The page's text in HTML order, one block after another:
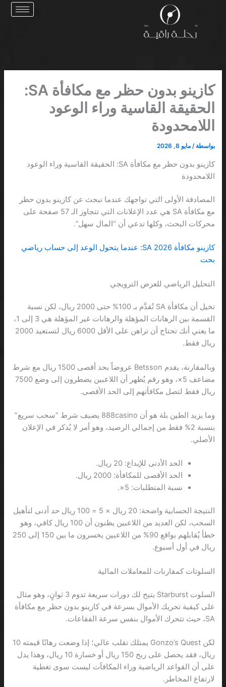
كازينو بدون حظر مع مكافأة SA:
الحقيقة القاسية وراء الوعود
اللامحدودة
بواسطة /مايو 8, 2026
كازينو بدون حظر مع مكافأة SA: الحقيقة القاسية وراء الوعود
اللامحدودة
المصادفة الأولى التي تواجهك عندما تبحث عن كازينو بدون حظر
مع مكافأة SA هي عدد الإعلانات التي تتجاوز الـ 57 صفحة على
محركات البحث، وكلها تدعي أن “المال سهل”.
كازينو مكافأة 2026 SA: عندما يتحول الوعد إلى حساب رياضي
بحت
التحليل الرياضي للعرض الترويجي
تخيل أن مكافأة SA تُقدَّم بـ 100% حتى 2000 ريال، لكن نسبة
القسمة بين الرهانات المؤهلة والرهانات غير المؤهلة هي 3 إلى 1،
ما يعني أنك تحتاج أن تراهن على الأقل 6000 ريال لتستعيد 2000
ريال فقط.
وبالمقارنة، يقدم Betsson عروضاً بحد أقصى 1500 ريال مع شرط
مضاعف 5×، وهو رقم يُظهر أن اللاعبين يضطرون إلى وضع 7500
ريال فقط لتصل مكافأتهم إلى الحد الأقصى.
وما يزيد الطين بلة هو أن 888casino يضيف شرط “سحب سريع”
بنسبة 2% فقط من إجمالي الرصيد، وهو أمر لا يُذكر في الإعلان
الأصلي.
الحد الأدنى للإيداع: 20 ريال.
الحد الأقصى للمكافأة: 2000 ريال.
نسبة المتطلبات: 5×.
النتيجة الحسابية واضحة: 20 ريال × 5 = 100 ريال حد أدنى لتأهيل
السحب، لكن العديد من اللاعبين يظنون أن 100 ريال كافي، وهو
خطأ يُقابلهم بواقع 90% من اللاعبين يخسرون ما بين 150 إلى 250
ريال في أول أسبوع.
السلوتات كمقارنات للمعاملات المالية
السلوت Starburst يتيح لك دورات سريعة تدوم 3 ثوانٍ، وهو مثال
على كيفية تحريك الأموال بسرعة في كازينو بدون حظر مع مكافأة
SA، حيث تتحرك الأموال بنفس سرعة الفقاعات.
لكن Gonzo’s Quest يمتلك تقلب عالي؛ إذا وضعت رهانًا قيمته 10
ريال، فقد يحصل على ربح 150 ريال أو خسارة 10 ريال، وهذا يدل
على أن القواعد الرياضية وراء المكافآت ليست سوى تغطية
لارتفاع المخاطر.